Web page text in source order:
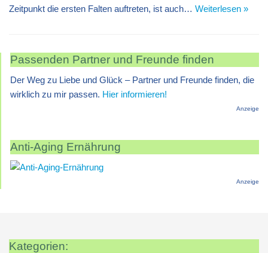
Zeitpunkt die ersten Falten auftreten, ist auch… Weiterlesen »
Passenden Partner und Freunde finden
Der Weg zu Liebe und Glück – Partner und Freunde finden, die
wirklich zu mir passen. Hier informieren!
Anzeige
Anti-Aging Ernährung
Anzeige
Kategorien: